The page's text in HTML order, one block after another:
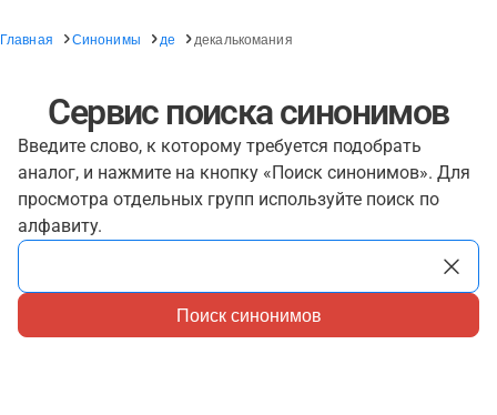
Главная Синонимы де декалькомания
Сервис поиска синонимов
Введите слово, к которому требуется подобрать
аналог, и нажмите на кнопку «Поиск синонимов». Для
просмотра отдельных групп используйте поиск по
алфавиту.
Поиск синонимов